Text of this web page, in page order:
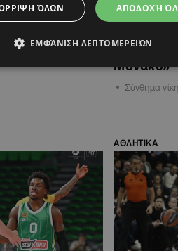
με τα πράσινα
Τι Τζέι
20.04.2026
Σορτς:
να
Μονακό»
Σύνθημα
ΑΘΛΗΤΙΚΑ
ΑΠΟΔΟΧΉ
ΌΛΩΝ
ΕΜΦΆΝΙΣΗ ΛΕΠΤΟΜΕΡΕΙΏΝ